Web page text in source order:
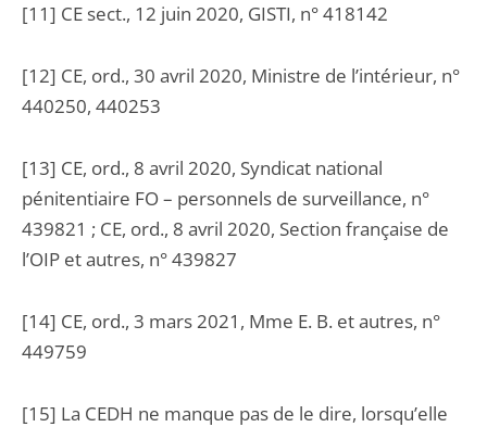
[11] CE sect., 12 juin 2020, GISTI, n° 418142
[12] CE, ord., 30 avril 2020, Ministre de l’intérieur, n°
440250, 440253
[13] CE, ord., 8 avril 2020, Syndicat national
pénitentiaire FO – personnels de surveillance, n°
439821 ; CE, ord., 8 avril 2020, Section française de
l’OIP et autres, n° 439827
[14] CE, ord., 3 mars 2021, Mme E. B. et autres, n°
449759
[15] La CEDH ne manque pas de le dire, lorsqu’elle